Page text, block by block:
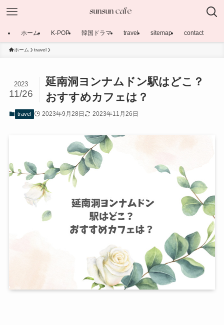
ホーム K-POP 韓国ドラマ travel sitemap contact
ホーム travel
延南洞ヨンナムドン駅はどこ？
おすすめカフェは？
2023
11/26
travel 2023年9月28日 2023年11月26日